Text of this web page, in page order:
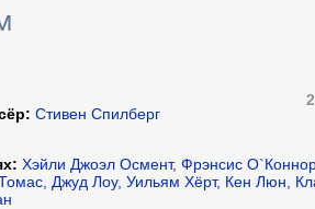
Стивен Спилберг
Хэйли Джоэл Осмент, Фрэнсис
Джуд Лоу, Уильям Хёрт, Кен Люн,